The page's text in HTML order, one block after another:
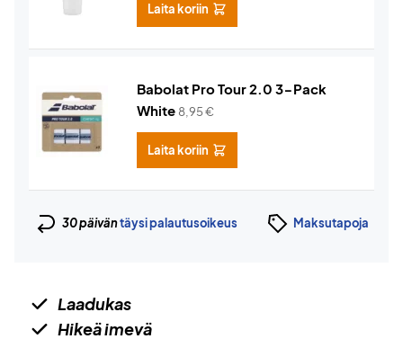
Laita koriin
Babolat Pro Tour 2.0 3-Pack
White 8,95€
Laita koriin
30 päiväntäysi palautusoikeus Maksutapoja
Laadukas
Hikeä imevä